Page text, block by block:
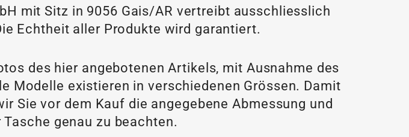
mit Sitz in 9056 Gais/AR vertreibt ausschliesslich
Echtheit aller Produkte wird garantiert.
des hier angebotenen Artikels, mit Ausnahme des
Modelle existieren in verschiedenen Grössen. Damit
Sie vor dem Kauf die angegebene Abmessung und
genau zu beachten.